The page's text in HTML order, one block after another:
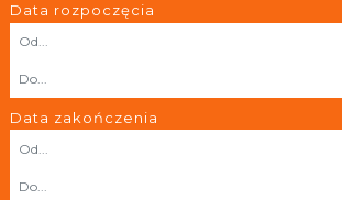
Data rozpoczęcia
Data zakończenia
TRASY